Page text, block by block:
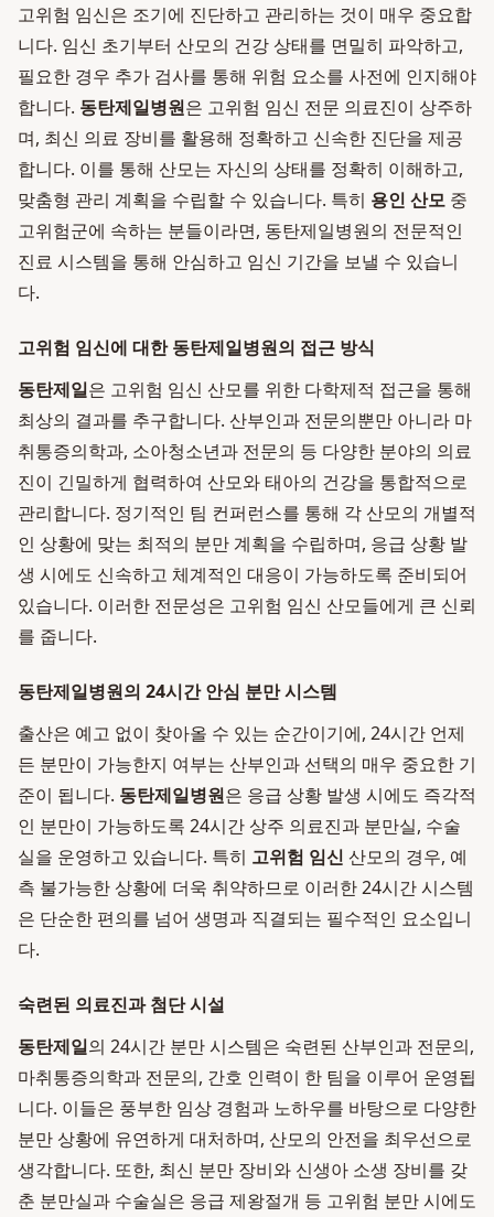
고위험 임신은 조기에 진단하고 관리하는 것이 매우 중요합
니다. 임신 초기부터 산모의 건강 상태를 면밀히 파악하고,
필요한 경우 추가 검사를 통해 위험 요소를 사전에 인지해야
합니다. 동탄제일병원은 고위험 임신 전문 의료진이 상주하
며, 최신 의료 장비를 활용해 정확하고 신속한 진단을 제공
합니다. 이를 통해 산모는 자신의 상태를 정확히 이해하고,
맞춤형 관리 계획을 수립할 수 있습니다. 특히 용인 산모 중
고위험군에 속하는 분들이라면, 동탄제일병원의 전문적인
진료 시스템을 통해 안심하고 임신 기간을 보낼 수 있습니
다.
고위험 임신에 대한 동탄제일병원의 접근 방식
동탄제일은 고위험 임신 산모를 위한 다학제적 접근을 통해
최상의 결과를 추구합니다. 산부인과 전문의뿐만 아니라 마
취통증의학과, 소아청소년과 전문의 등 다양한 분야의 의료
진이 긴밀하게 협력하여 산모와 태아의 건강을 통합적으로
관리합니다. 정기적인 팀 컨퍼런스를 통해 각 산모의 개별적
인 상황에 맞는 최적의 분만 계획을 수립하며, 응급 상황 발
생 시에도 신속하고 체계적인 대응이 가능하도록 준비되어
있습니다. 이러한 전문성은 고위험 임신 산모들에게 큰 신뢰
를 줍니다.
동탄제일병원의 24시간 안심 분만 시스템
출산은 예고 없이 찾아올 수 있는 순간이기에, 24시간 언제
든 분만이 가능한지 여부는 산부인과 선택의 매우 중요한 기
준이 됩니다. 동탄제일병원은 응급 상황 발생 시에도 즉각적
인 분만이 가능하도록 24시간 상주 의료진과 분만실, 수술
실을 운영하고 있습니다. 특히 고위험 임신 산모의 경우, 예
측 불가능한 상황에 더욱 취약하므로 이러한 24시간 시스템
은 단순한 편의를 넘어 생명과 직결되는 필수적인 요소입니
다.
숙련된 의료진과 첨단 시설
동탄제일의 24시간 분만 시스템은 숙련된 산부인과 전문의,
마취통증의학과 전문의, 간호 인력이 한 팀을 이루어 운영됩
니다. 이들은 풍부한 임상 경험과 노하우를 바탕으로 다양한
분만 상황에 유연하게 대처하며, 산모의 안전을 최우선으로
생각합니다. 또한, 최신 분만 장비와 신생아 소생 장비를 갖
춘 분만실과 수술실은 응급 제왕절개 등 고위험 분만 시에도